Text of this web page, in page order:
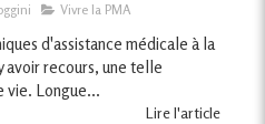
Vivre la PMA
d'assistance médicale à la
avoir recours, une telle
vie. Longue...
Lire l'article